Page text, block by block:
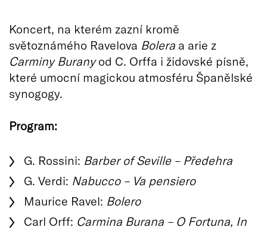
Koncert, na kterém zazní kromě
světoznámého Ravelova Bolera a arie z
Carminy Buranyod C. Orffa i židovské písně,
které umocní magickou atmosféru Španělské
synogogy.
Program:
G. Rossini: Barber of Seville – Předehra
G. Verdi: Nabucco – Va pensiero
Maurice Ravel: Bolero
Carl Orff: Carmina Burana – O Fortuna, In